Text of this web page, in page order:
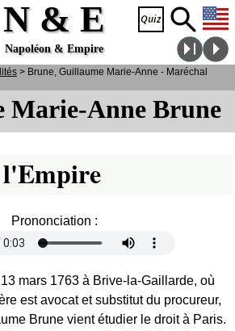
N & E
Napoléon & Empire
Marie-Anne Brune
l'Empire
Prononciation :
mars 1763 à Brive-la-Gaillarde, où
est avocat et substitut du procureur,
Brune vient étudier le droit à Paris.
> Brune, Guillaume Marie-Anne - Maréchal